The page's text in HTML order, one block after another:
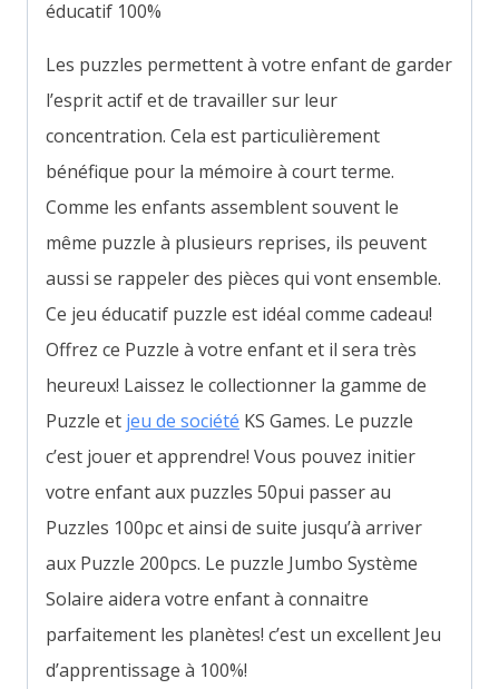
éducatif 100%
Les puzzles permettent à votre enfant de garder
l’esprit actif et de travailler sur leur
concentration. Cela est particulièrement
bénéfique pour la mémoire à court terme.
Comme les enfants assemblent souvent le
même puzzle à plusieurs reprises, ils peuvent
aussi se rappeler des pièces qui vont ensemble.
Ce jeu éducatif puzzle est idéal comme cadeau!
Offrez ce Puzzle à votre enfant et il sera très
heureux! Laissez le collectionner la gamme de
Puzzle et jeu de société KS Games. Le puzzle
c’est jouer et apprendre! Vous pouvez initier
votre enfant aux puzzles 50pui passer au
Puzzles 100pc et ainsi de suite jusqu’à arriver
aux Puzzle 200pcs. Le puzzle Jumbo Système
Solaire aidera votre enfant à connaitre
parfaitement les planètes! c’est un excellent Jeu
d’apprentissage à 100%!